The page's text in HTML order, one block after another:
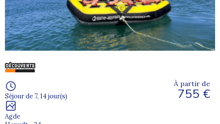
Séjour de 7, 14 jour(s)
Agde
À partir de
755 €